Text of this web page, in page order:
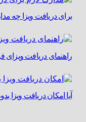
برای دریافت ویزا چه
راهنمای دریافت ویزای
آیا امکان دریافت ویزا